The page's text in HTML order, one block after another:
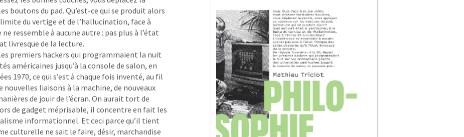
boutons du pad. Qu’est-ce qui se produit alors
du vertige et de l’hallucination, face à
ne ressemble à aucune autre : pas plus à l’état
livresque de la lecture.
les premiers hackers qui programmaient la nuit
américaines jusqu’à la console de salon, en
1970, ce qui s’est à chaque fois inventé, au fil
nouvelles liaisons à la machine, de nouveaux
de jouir de l’écran. On aurait tort de
de gadget méprisable, il concentre en fait les
informationnel. Et ceci parce qu’il tient
culturelle ne sait le faire, désir, marchandise